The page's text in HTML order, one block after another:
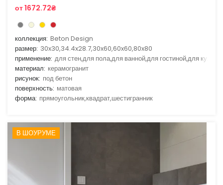
от 1672.72₴
коллекция: Beton Design
размер: 30x30,34.4x28.7,30x60,60x60,80x80
применение: для стен,для пола,для ванной,для гостиной,для кухни
материал: керамогранит
рисунок: под бетон
поверхность: матовая
форма: прямоугольник,квадрат,шестигранник
В ШОУРУМЕ